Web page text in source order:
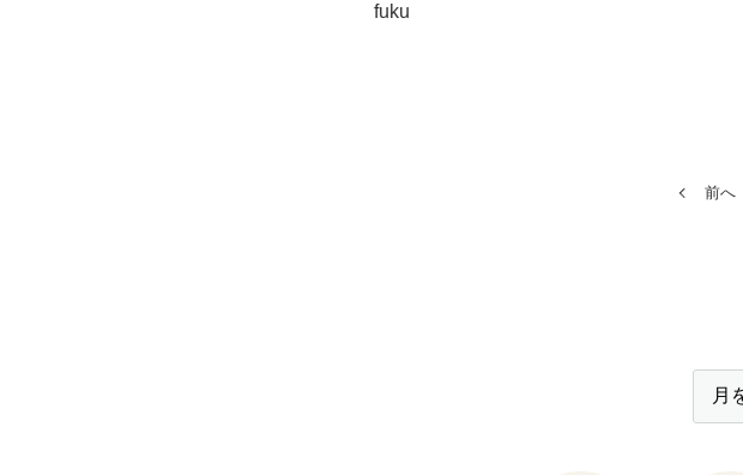
fuku
前へ